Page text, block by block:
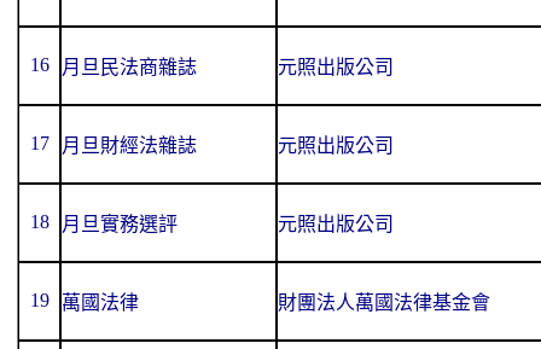
16 月旦民法商雜誌 元照出版公司
17 月旦財經法雜誌 元照出版公司
18 月旦實務選評 元照出版公司
19 萬國法律 財團法人萬國法律基金會